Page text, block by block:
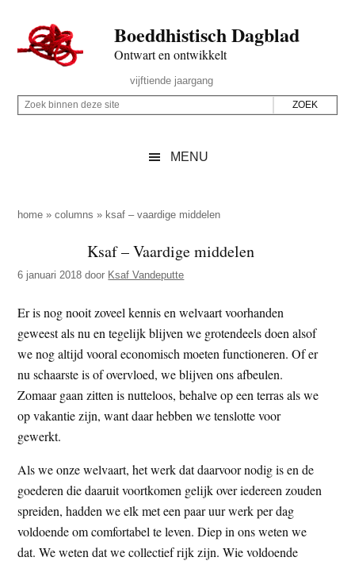
naar
de
inhoud
secondary
naar
de
sidebar
naar
de
Boeddhistisch Dagblad
Ontwart en ontwikkelt
Rechts
vijftiende jaargang
Z
p
z
e
s
i
t
e
Z
i
e
d
e
z
e
s
i
t
MENU
home »columns » ksaf – vaardige middelen
Ksaf – Vaardige middelen
6 januari 2018 door Ksaf Vandeputte
Er is nog nooit zoveel kennis en welvaart voorhanden
geweest als nu en tegelijk blijven we grotendeels doen alsof
we nog altijd vooral economisch moeten functioneren. Of er
nu schaarste is of overvloed, we blijven ons afbeulen.
Zomaar gaan zitten is nutteloos, behalve op een terras als we
op vakantie zijn, want daar hebben we tenslotte voor
gewerkt.
Als we onze welvaart, het werk dat daarvoor nodig is en de
goederen die daaruit voortkomen gelijk over iedereen zouden
spreiden, hadden we elk met een paar uur werk per dag
voldoende om comfortabel te leven. Diep in ons weten we
dat. We weten dat we collectief rijk zijn. Wie voldoende